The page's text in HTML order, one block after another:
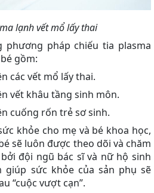
lạnh vết mổ lấy thai
phương pháp chiếu tia plasma
gồm:
các vết mổ lấy thai.
vết khâu tầng sinh môn.
cuống rốn trẻ sơ sinh.
khỏe cho mẹ và bé khoa học,
sẽ luôn được theo dõi và chăm
đội ngũ bác sĩ và nữ hộ sinh
giúp sức khỏe của sản phụ sẽ
“cuộc vượt cạn”.